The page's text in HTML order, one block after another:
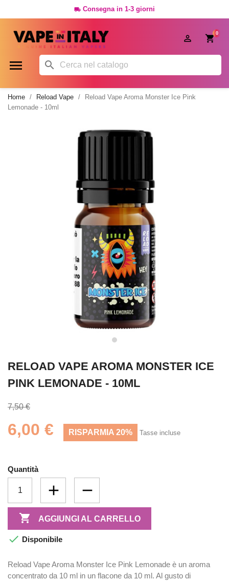
 Consegna in 1-3 giorni
0

 
Home Reload Vape
Reload Vape Aroma Monster Ice Pink
Lemonade - 10ml
RELOAD VAPE AROMA MONSTER ICE
PINK LEMONADE - 10ML
7,50 €
6,00 € RISPARMIA 20% Tasse incluse
Quantità
 AGGIUNGI AL CARRELLO
 Disponibile
Reload Vape Aroma Monster Ice Pink Lemonade è un aroma
concentrato da 10 ml in un flacone da 10 ml. Al gusto di